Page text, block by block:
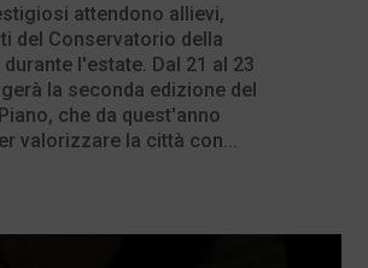
attendono allievi,
del Conservatorio della
l'estate. Dal 21 al 23
la seconda edizione del
che da quest'anno
valorizzare la città con...